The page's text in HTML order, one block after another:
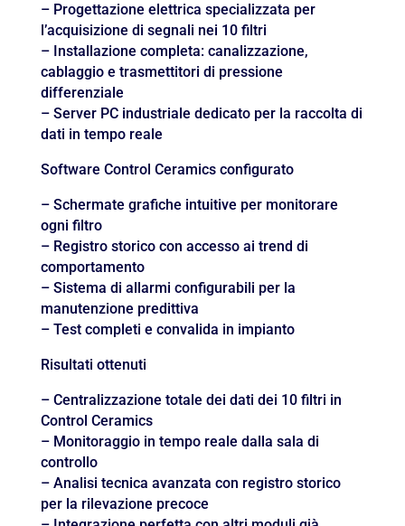
– Progettazione elettrica specializzata per
l’acquisizione di segnali nei 10 filtri
– Installazione completa: canalizzazione,
cablaggio e trasmettitori di pressione
differenziale
– Server PC industriale dedicato per la raccolta di
dati in tempo reale
Software Control Ceramics configurato
– Schermate grafiche intuitive per monitorare
ogni filtro
– Registro storico con accesso ai trend di
comportamento
– Sistema di allarmi configurabili per la
manutenzione predittiva
– Test completi e convalida in impianto
Risultati ottenuti
– Centralizzazione totale dei dati dei 10 filtri in
Control Ceramics
– Monitoraggio in tempo reale dalla sala di
controllo
– Analisi tecnica avanzata con registro storico
per la rilevazione precoce